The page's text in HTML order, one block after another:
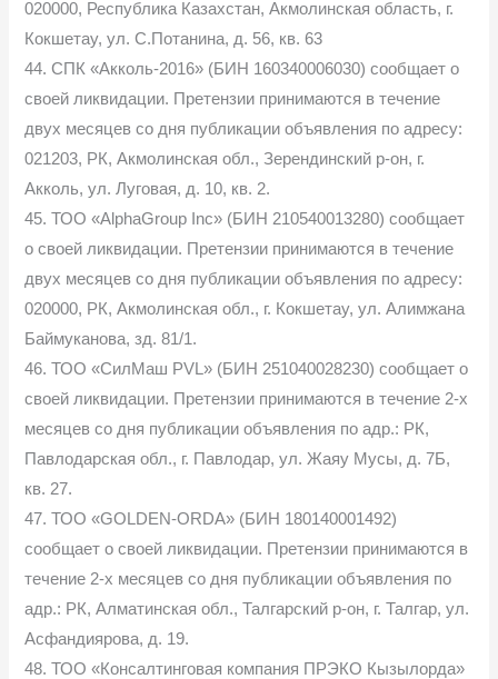
020000, Республика Казахстан, Акмолинская область, г.
Кокшетау, ул. С.Потанина, д. 56, кв. 63
44. СПК «Акколь-2016» (БИН 160340006030) сообщает о
своей ликвидации. Претензии принимаются в течение
двух месяцев со дня публикации объявления по адресу:
021203, РК, Акмолинская обл., Зерендинский р-он, г.
Акколь, ул. Луговая, д. 10, кв. 2.
45. ТОО «AlphaGroup Inc» (БИН 210540013280) сообщает
о своей ликвидации. Претензии принимаются в течение
двух месяцев со дня публикации объявления по адресу:
020000, РК, Акмолинская обл., г. Кокшетау, ул. Алимжана
Баймуканова, зд. 81/1.
46. ТОО «СилМаш PVL» (БИН 251040028230) сообщает о
своей ликвидации. Претензии принимаются в течение 2-х
месяцев со дня публикации объявления по адр.: РК,
Павлодарская обл., г. Павлодар, ул. Жаяу Мусы, д. 7Б,
кв. 27.
47. ТОО «GOLDEN-ORDA» (БИН 180140001492)
сообщает о своей ликвидации. Претензии принимаются в
течение 2-х месяцев со дня публикации объявления по
адр.: РК, Алматинская обл., Талгарский р-он, г. Талгар, ул.
Асфандиярова, д. 19.
48. ТОО «Консалтинговая компания ПРЭКО Кызылорда»